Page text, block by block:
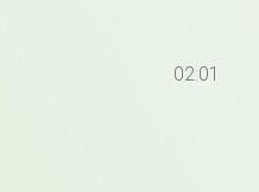
02:01